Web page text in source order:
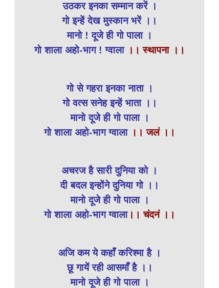
उठकर इनका सम्मान करें ।
गो इन्हें देख मुस्कान भरें ।।
मानो ! दूजे ही गो पाला ।
गो शाला अहो-भाग ! ग्वाला।। स्थापना ।।
गो से गहरा इनका नाता ।
गो वत्स सनेह इन्हें भाता ।।
मानो दूजे ही गो पाला ।
गो शाला अहो-भाग ग्वाला ।। जलं ।।
अचरज है सारी दुनिया को ।
दी बदल इन्होंने दुनिया गो ।।
मानो दूजे ही गो पाला ।
गो शाला अहो-भाग ग्वाला।। चंदनं ।।
अजि कम ये कहाँ करिश्मा है ।
छू गायें रही आसमाँ है ।।
मानो दूजे ही गो पाला ।